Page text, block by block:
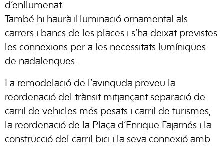
d’enllumenat.
També hi haurà il·luminació ornamental als
carrers i bancs de les places i s’ha deixat previstes
les connexions per a les necessitats lumíniques
de nadalenques.
La remodelació de l’avinguda preveu la
reordenació del trànsit mitjançant separació de
carril de vehicles més pesats i carril de turismes,
la reordenació de la Plaça d’Enrique Fajarnés i la
construcció del carril bici i la seva connexió amb